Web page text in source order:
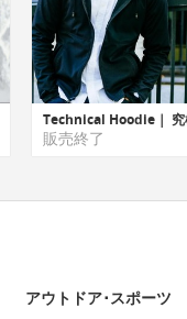
販売終了
アウトドア･スポーツ